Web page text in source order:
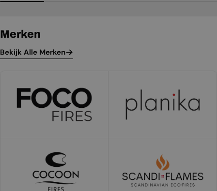
Merken
Bekijk Alle Merken